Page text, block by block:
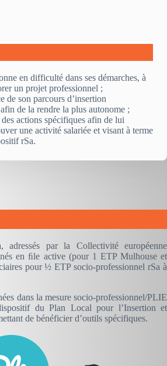
en difficulté dans ses démarches, à
un projet professionnel ;
de son parcours d’insertion
de la rendre la plus autonome ;
actions spécifiques afin de lui
une activité salariée et visant à terme
rSa.
adressés par la Collectivité européenne
en ﬁle active (pour 1 ETP Mulhouse et
pour ½ ETP socio-professionnel rSa à
dans la mesure socio-professionnel/PLIE
du Plan Local pour l’Insertion et
de bénéficier d’outils spécifiques.